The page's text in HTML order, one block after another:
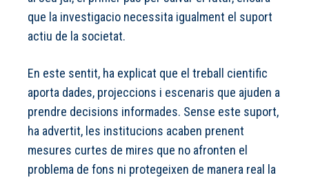
que la investigacio necessita igualment el suport
actiu de la societat.
En este sentit, ha explicat que el treball cientific
aporta dades, projeccions i escenaris que ajuden a
prendre decisions informades. Sense este suport,
ha advertit, les institucions acaben prenent
mesures curtes de mires que no afronten el
problema de fons ni protegeixen de manera real la